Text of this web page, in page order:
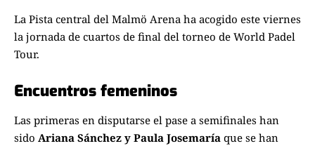
La Pista central del Malmö Arena ha acogido este viernes
la jornada de cuartos de final del torneo de World Padel
Tour.
Encuentros femeninos
Las primeras en disputarse el pase a semifinales han
sido Ariana Sánchez y Paula Josemaría que se han